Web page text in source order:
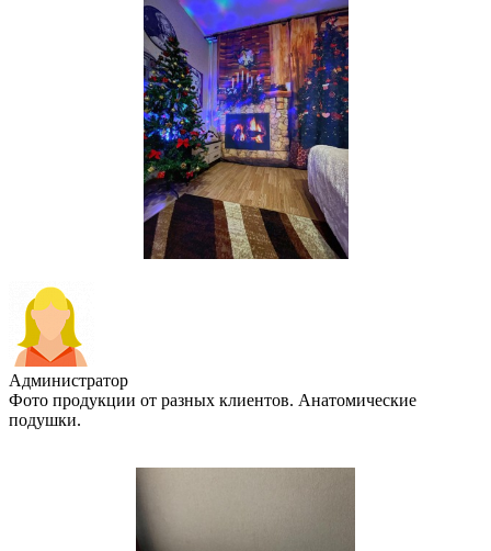
Администратор
Фото продукции от разных клиентов. Анатомические
подушки.